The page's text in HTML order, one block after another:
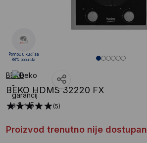
BEKO
BEKO HDMS 32220 FX
(5)
Proizvod trenutno nije dostupan
Pomoć u kući sa
88% popusta